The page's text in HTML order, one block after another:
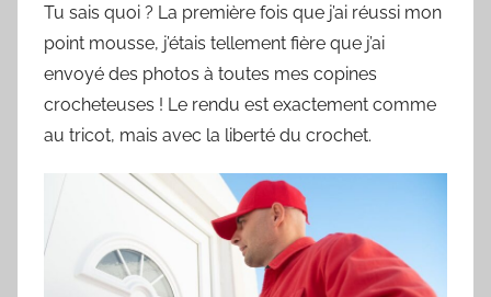
Tu sais quoi ? La première fois que j’ai réussi mon
point mousse, j’étais tellement fière que j’ai
envoyé des photos à toutes mes copines
crocheteuses ! Le rendu est exactement comme
au tricot, mais avec la liberté du crochet.